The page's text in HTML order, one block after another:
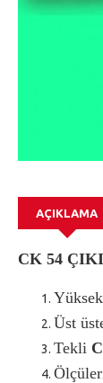
AÇIKLAMA
CK 54
Üst
Tekli